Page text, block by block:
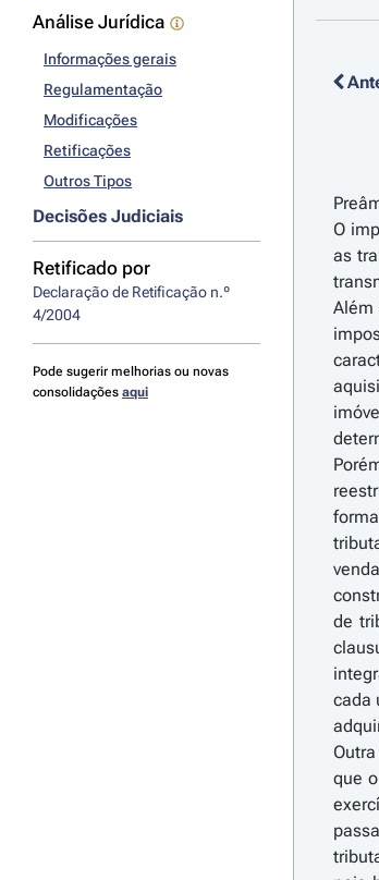
Análise Jurídica
Informações gerais
Regulamentação
Modificações
Retificações
Outros Tipos
Decisões Judiciais
Retificado por
Declaração de Retificação n.º
4/2004
Pode sugerir melhorias ou novas
consolidações aqui
O
as
Além
de
cada
que